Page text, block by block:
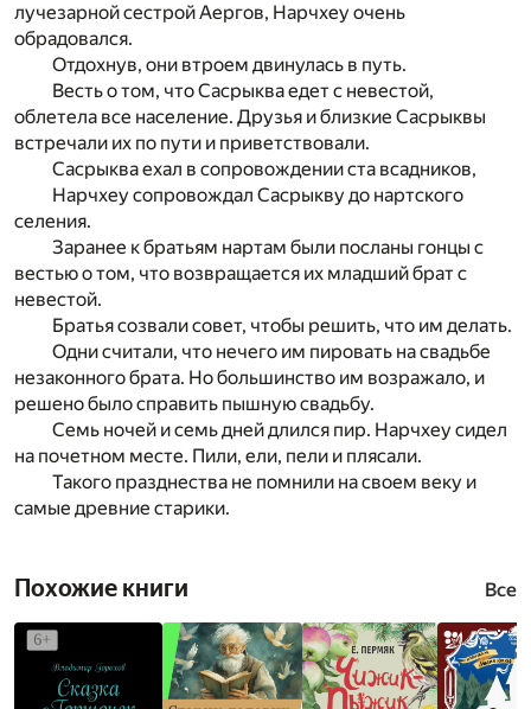
лучезарной сестрой Аергов, Нарчхеу очень
обрадовался.
Отдохнув, они втроем двинулась в путь.
Весть о том, что Сасрыква едет с невестой,
облетела все население. Друзья и близкие Сасрыквы
встречали их по пути и приветствовали.
Сасрыква ехал в сопровождении ста всадников,
Нарчхеу сопровождал Сасрыкву до нартского
селения.
Заранее к братьям нартам были посланы гонцы с
вестью о том, что возвращается их младший брат с
невестой.
Братья созвали совет, чтобы решить, что им делать.
Одни считали, что нечего им пировать на свадьбе
незаконного брата. Но большинство им возражало, и
решено было справить пышную свадьбу.
Семь ночей и семь дней длился пир. Нарчхеу сидел
на почетном месте. Пили, ели, пели и плясали.
Такого празднества не помнили на своем веку и
самые древние старики.
Похожие книги Все